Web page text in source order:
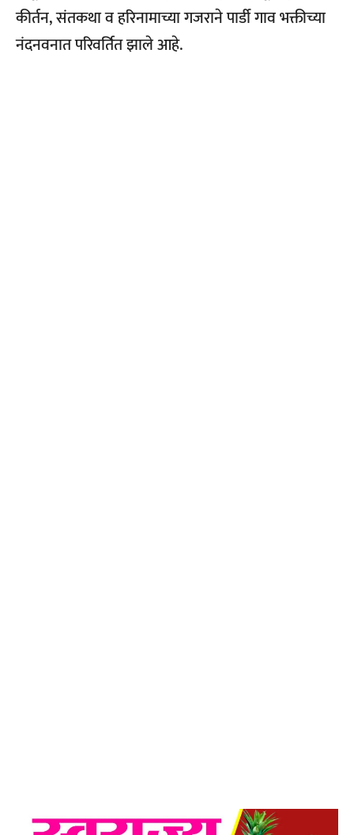
कीर्तन, संतकथा व हरिनामाच्या गजराने पार्डी गाव भक्तीच्या
नंदनवनात परिवर्तित झाले आहे.